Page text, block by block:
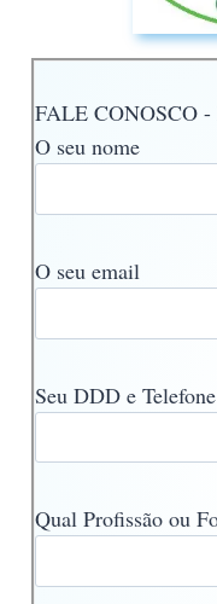
FALE CONOSCO -
O seu nome
O seu email
Seu DDD e Telefone
Qual Profissão ou